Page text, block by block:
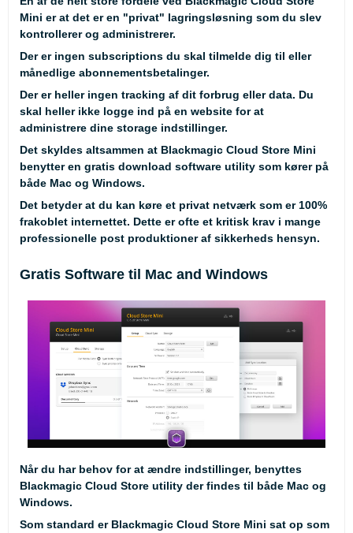
Mini er at det er en "privat" lagringsløsning som du slev
kontrollerer og administrerer.
Der er ingen subscriptions du skal tilmelde dig til eller
månedlige abonnementsbetalinger.
Der er heller ingen tracking af dit forbrug eller data. Du
skal heller ikke logge ind på en website for at
administrere dine storage indstillinger.
Det skyldes altsammen at Blackmagic Cloud Store Mini
benytter en gratis download software utility som kører på
både Mac og Windows.
Det betyder at du kan køre et privat netværk som er 100%
frakoblet internettet. Dette er ofte et kritisk krav i mange
professionelle post produktioner af sikkerheds hensyn.
Gratis Software til Mac and Windows
Når du har behov for at ændre indstillinger, benyttes
Blackmagic Cloud Store utility der findes til både Mac og
Windows.
Som standard er Blackmagic Cloud Store Mini sat op som